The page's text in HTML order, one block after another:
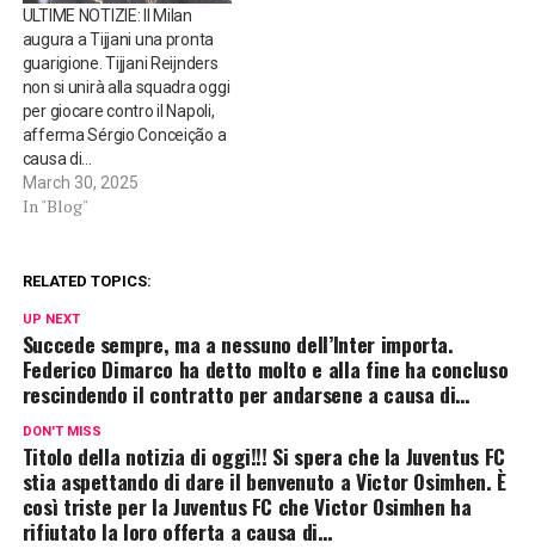
ULTIME NOTIZIE: Il Milan
augura a Tijjani una pronta
guarigione. Tijjani Reijnders
non si unirà alla squadra oggi
per giocare contro il Napoli,
afferma Sérgio Conceição a
causa di…
March 30, 2025
In "Blog"
RELATED TOPICS:
UP NEXT
Succede sempre, ma a nessuno dell’Inter importa.
Federico Dimarco ha detto molto e alla fine ha concluso
rescindendo il contratto per andarsene a causa di…
DON'T MISS
Titolo della notizia di oggi!!! Si spera che la Juventus FC
stia aspettando di dare il benvenuto a Victor Osimhen. È
così triste per la Juventus FC che Victor Osimhen ha
rifiutato la loro offerta a causa di…